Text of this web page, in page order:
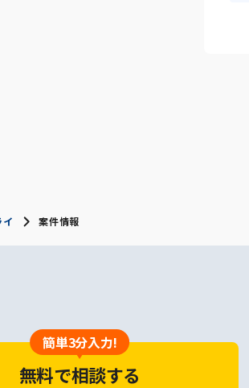
案件情報
簡単3分入力!
無料で相談する